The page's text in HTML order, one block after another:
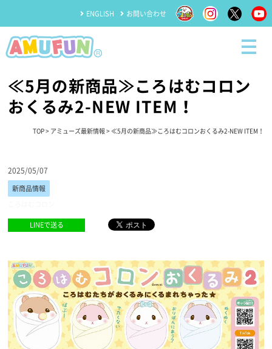
ENGLISH お問い合わせ
≪5月の新商品≫ころはむコロン
おくるみ2-NEW ITEM！
TOP> アミューズ最新情報> ≪5月の新商品≫ころはむコロンおくるみ2-NEW ITEM！
2025/05/07
新商品情報
LINEで送る